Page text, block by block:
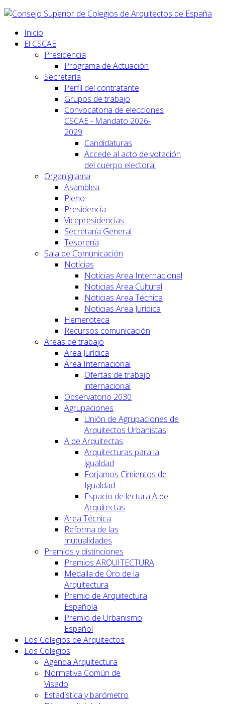
Inicio
El CSCAE
Presidencia
Programa de Actuación
Secretaría
Perfil del contratante
Grupos de trabajo
Convocatoria de elecciones
CSCAE - Mandato 2026-
2029
Candidaturas
Accede al acto de votación
del cuerpo electoral
Organigrama
Asamblea
Pleno
Presidencia
Vicepresidencias
Secretaría General
Tesorería
Sala de Comunicación
Noticias
Noticias Area Internacional
Noticias Area Cultural
Noticias Area Técnica
Noticias Area Jurídica
Hemeroteca
Recursos comunicación
Áreas de trabajo
Área Jurídica
Área Internacional
Ofertas de trabajo
internacional
Observatorio 2030
Agrupaciones
Unión de Agrupaciones de
Arquitectos Urbanistas
A de Arquitectas
Arquitecturas para la
igualdad
Forjamos Cimientos de
Igualdad
Espacio de lectura A de
Arquitectas
Area Técnica
Reforma de las
mutualidades
Premios y distinciones
Premios ARQUITECTURA
Medalla de Oro de la
Arquitectura
Premio de Arquitectura
Española
Premio de Urbanismo
Español
Los Colegios de Arquitectos
Los Colegios
Agenda Arquitectura
Normativa Común de
Visado
Estadística y barómetro